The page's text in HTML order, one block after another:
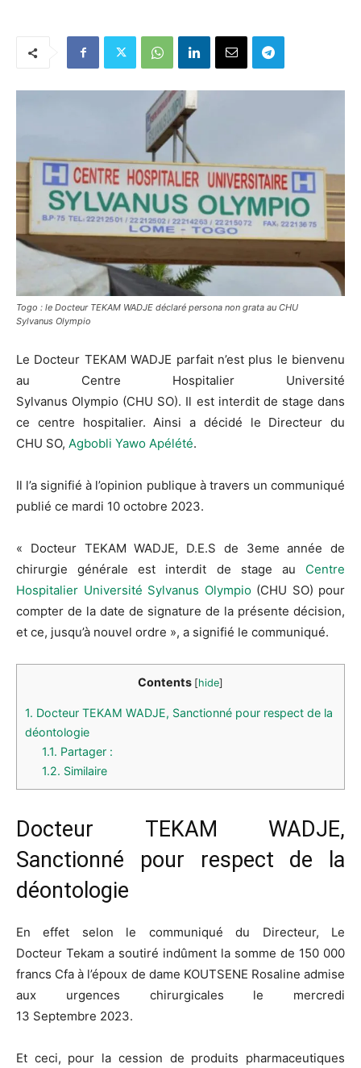
Togo : le Docteur TEKAM WADJE déclaré persona non grata au CHU
Sylvanus Olympio
Le Docteur TEKAM WADJE parfait n’est plus le bienvenu
au Centre Hospitalier Université
Sylvanus Olympio (CHU SO). Il est interdit de stage dans
ce centre hospitalier. Ainsi a décidé le Directeur du
CHU SO, Agbobli Yawo Apélété.
Il l’a signifié à l’opinion publique à travers un communiqué
publié ce mardi 10 octobre 2023.
« Docteur TEKAM WADJE, D.E.S de 3eme année de
chirurgie générale est interdit de stage au Centre
Hospitalier Université Sylvanus Olympio (CHU SO) pour
compter de la date de signature de la présente décision,
et ce, jusqu’à nouvel ordre », a signifié le communiqué.
Contents [hide]
1. Docteur TEKAM WADJE, Sanctionné pour respect de la
déontologie
1.1. Partager :
1.2. Similaire
Docteur TEKAM
WADJE,
Sanctionné pour respect de la
déontologie
En effet selon le communiqué du Directeur, Le
Docteur Tekam a soutiré indûment la somme de 150 000
francs Cfa à l’époux de dame KOUTSENE Rosaline admise
aux urgences chirurgicales le mercredi
13 Septembre 2023.
Et ceci, pour la cession de produits pharmaceutiques